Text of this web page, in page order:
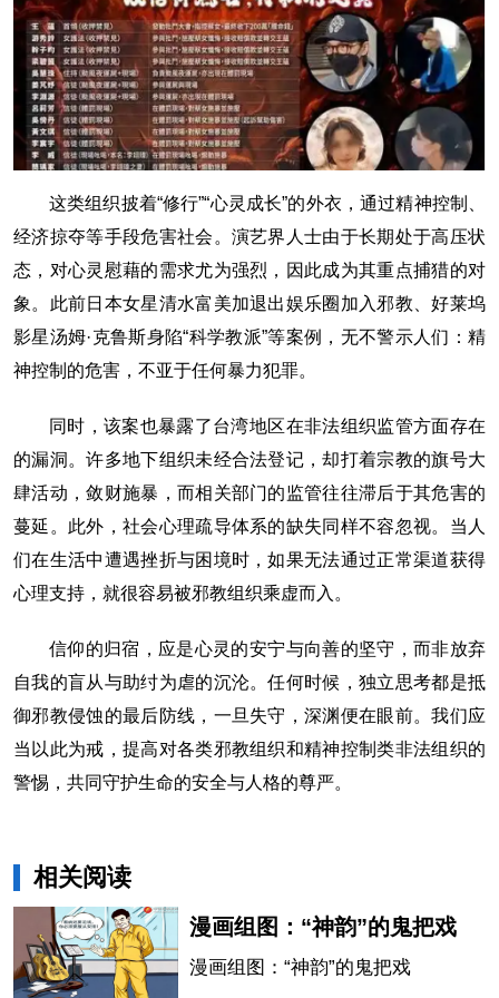
这类组织披着“修行”“心灵成长”的外衣，通过精神控制、
经济掠夺等手段危害社会。演艺界人士由于长期处于高压状
态，对心灵慰藉的需求尤为强烈，因此成为其重点捕猎的对
象。此前日本女星清水富美加退出娱乐圈加入邪教、好莱坞
影星汤姆·克鲁斯身陷“科学教派”等案例，无不警示人们：精
神控制的危害，不亚于任何暴力犯罪。
同时，该案也暴露了台湾地区在非法组织监管方面存在
的漏洞。许多地下组织未经合法登记，却打着宗教的旗号大
肆活动，敛财施暴，而相关部门的监管往往滞后于其危害的
蔓延。此外，社会心理疏导体系的缺失同样不容忽视。当人
们在生活中遭遇挫折与困境时，如果无法通过正常渠道获得
心理支持，就很容易被邪教组织乘虚而入。
信仰的归宿，应是心灵的安宁与向善的坚守，而非放弃
自我的盲从与助纣为虐的沉沦。任何时候，独立思考都是抵
御邪教侵蚀的最后防线，一旦失守，深渊便在眼前。我们应
当以此为戒，提高对各类邪教组织和精神控制类非法组织的
警惕，共同守护生命的安全与人格的尊严。
相关阅读
漫画组图：“神韵”的鬼把戏
漫画组图：“神韵”的鬼把戏